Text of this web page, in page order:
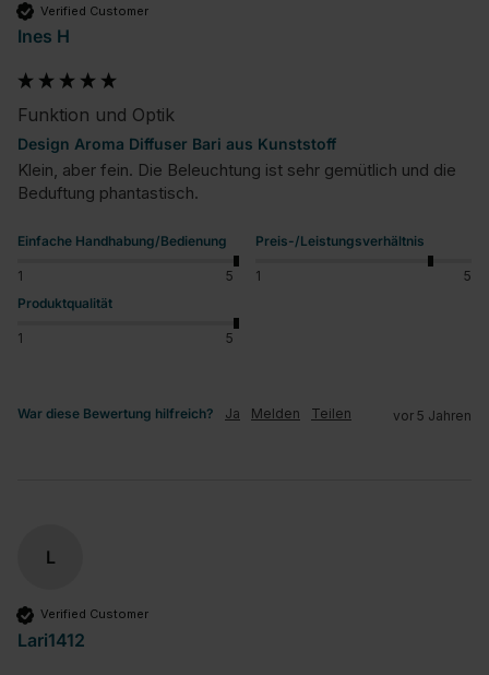
Verified Customer
Ines H
Funktion und Optik
Design Aroma Diffuser Bari aus Kunststoff
Klein, aber fein. Die Beleuchtung ist sehr gemütlich und die
Beduftung phantastisch.
Einfache Handhabung/Bedienung
1 5
Preis-/Leistungsverhältnis
1
5
Produktqualität
1 5
War diese Bewertung hilfreich? Ja Melden Teilen vor 5 Jahren
L
Verified Customer
Lari1412